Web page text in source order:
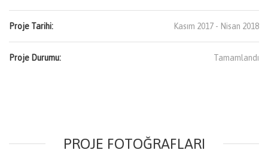
Proje Tarihi: Kasım 2017 - Nisan 2018
Proje Durumu: Tamamlandı
PROJE FOTOĞRAFLARI